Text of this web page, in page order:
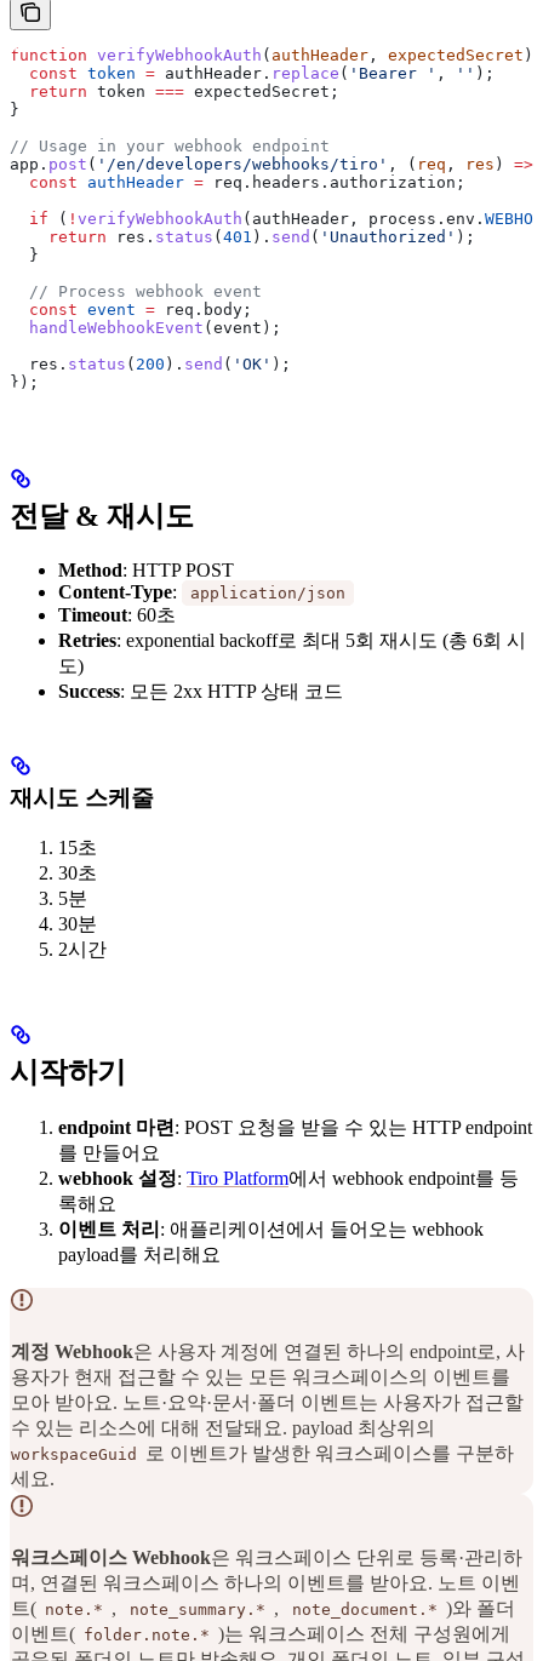
function verifyWebhookAuth ( authHeader , expectedSecret )
  const
token = authHeader . replace ( 'Bearer ' , '' );
  return
token === expectedSecret ;
}
// Usage in your webhook endpoint
app . post ( '/en/developers/webhooks/tiro' , ( req , res ) =>
  const
authHeader = req . headers . authorization ;
  if
( ! verifyWebhookAuth ( authHeader , process . env .
    return
res . status ( 401 ). send ( 'Unauthorized' );
  }
  // Process webhook event
  const
event = req . body ;
  handleWebhookEvent
( event );
  res
. status ( 200 ). send ( 'OK' );
});
전달 & 재시도
Method: HTTP POST
Content-Type: application/json
Timeout: 60초
Retries: exponential backoff로 최대 5회 재시도 (총 6회 시
도)
Success: 모든 2xx HTTP 상태 코드
재시도 스케줄
15초
30초
5분
30분
2시간
시작하기
endpoint 마련 : POST 요청을 받을 수 있는 HTTP endpoint
를 만들어요
webhook 설정: Tiro Platform에서 webhook endpoint를 등
록해요
이벤트 처리 : 애플리케이션에서 들어오는 webhook
payload를 처리해요
계정 Webhook은 사용자 계정에 연결된 하나의 endpoint로, 사
용자가 현재 접근할 수 있는 모든 워크스페이스의 이벤트를
모아 받아요. 노트·요약·문서·폴더 이벤트는 사용자가 접근할
수 있는 리소스에 대해 전달돼요. payload 최상위의
workspaceGuid
로 이벤트가 발생한 워크스페이스를 구분하
세요.
워크스페이스 Webhook은 워크스페이스 단위로 등록·관리하
며, 연결된 워크스페이스 하나의 이벤트를 받아요. 노트 이벤
트( note.* , note_summary.* , note_document.* )와 폴더
이벤트( folder.note.* )는 워크스페이스 전체 구성원에게